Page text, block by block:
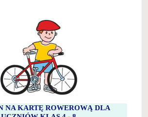
NA KARTĘ ROWEROWĄ DLA